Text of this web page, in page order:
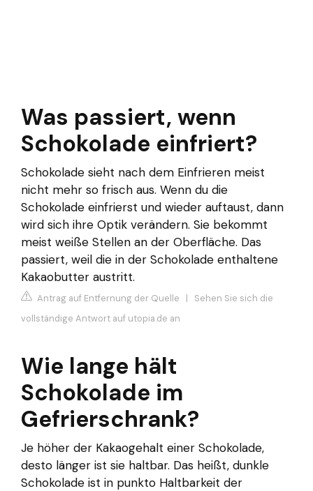
Was passiert, wenn
Schokolade einfriert?
Schokolade sieht nach dem Einfrieren meist
nicht mehr so frisch aus. Wenn du die
Schokolade einfrierst und wieder auftaust, dann
wird sich ihre Optik verändern. Sie bekommt
meist weiße Stellen an der Oberfläche. Das
passiert, weil die in der Schokolade enthaltene
Kakaobutter austritt.
Antrag auf Entfernung der Quelle | Sehen Sie sich die
vollständige Antwort auf utopia.de an
Wie lange hält
Schokolade im
Gefrierschrank?
Je höher der Kakaogehalt einer Schokolade,
desto länger ist sie haltbar. Das heißt, dunkle
Schokolade ist in punkto Haltbarkeit der